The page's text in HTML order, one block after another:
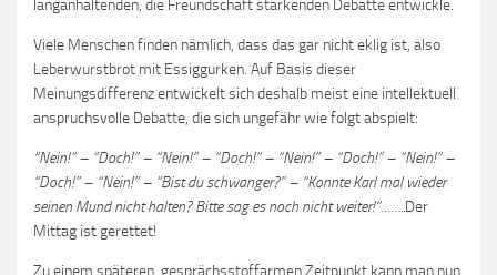
langanhaltenden, die Freundschaft stärkenden Debatte entwickle.
Viele Menschen finden nämlich, dass das gar nicht eklig ist, also
Leberwurstbrot mit Essiggurken. Auf Basis dieser
Meinungsdifferenz entwickelt sich deshalb meist eine intellektuell
anspruchsvolle Debatte, die sich ungefähr wie folgt abspielt:
“Nein!” – “Doch!” – “Nein!” – “Doch!” – “Nein!” – “Doch!” – “Nein!” –
“Doch!” – “Nein!” – “Bist du schwanger?” – “Konnte Karl mal wieder
seinen Mund nicht halten? Bitte sag es noch nicht weiter!”……..Der
Mittag ist gerettet!
Zu einem späteren, gesprächsstoffarmen Zeitpunkt kann man nun